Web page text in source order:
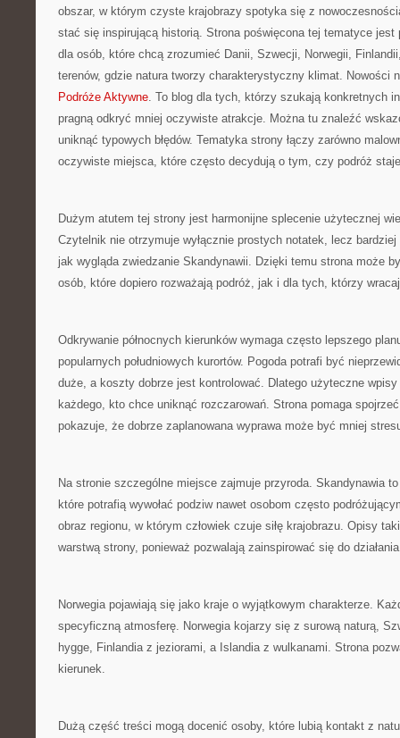
obszar, w którym czyste krajobrazy spotyka się z
stać się inspirującą historią. Strona poświęcona tej tematyce jest
dla osób, które chcą zrozumieć Danii, Szwecji, Norwegii,
terenów, gdzie natura tworzy charakterystyczny klimat. Nowości
Podróże Aktywne. To blog dla tych, którzy szukają konkretnych
pragną odkryć mniej oczywiste atrakcje. Można tu znaleźć
uniknąć typowych błędów. Tematyka strony łączy zarówno
oczywiste miejsca, które często decydują o tym, czy podróż
Dużym atutem tej strony jest harmonijne splecenie użytecznej
Czytelnik nie otrzymuje wyłącznie prostych notatek, lecz
jak wygląda zwiedzanie Skandynawii. Dzięki temu strona może
osób, które dopiero rozważają podróż, jak i dla tych, którzy
Odkrywanie północnych kierunków wymaga często lepszego
popularnych południowych kurortów. Pogoda potrafi być
duże, a koszty dobrze jest kontrolować. Dlatego użyteczne
każdego, kto chce uniknąć rozczarowań. Strona pomaga
pokazuje, że dobrze zaplanowana wyprawa może być mniej
Na stronie szczególne miejsce zajmuje przyroda. Skandynawia
które potrafią wywołać podziw nawet osobom często
obraz regionu, w którym człowiek czuje siłę krajobrazu. Opisy
warstwą strony, ponieważ pozwalają zainspirować się do
Norwegia pojawiają się jako kraje o wyjątkowym charakterze.
specyficzną atmosferę. Norwegia kojarzy się z surową naturą,
hygge, Finlandia z jeziorami, a Islandia z wulkanami. Strona
kierunek.
Dużą część treści mogą docenić osoby, które lubią kontakt z